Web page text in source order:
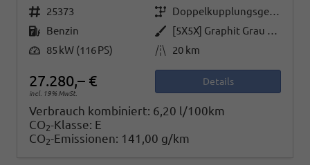
Fahrzeugnr. 25373 Getriebe
Doppelkupplungsgetriebe (DSG)
Kraftstoff Benzin Außenfarbe
[5X5X] Graphit Grau Metallic
Leistung 85 kW (116 PS) Kilometerstand 20 km
27.280,– €
incl. 19% MwSt.
Details
Verbrauch kombiniert: 6,20 l/100km
CO2-Klasse: E
CO2-Emissionen: 141,00 g/km